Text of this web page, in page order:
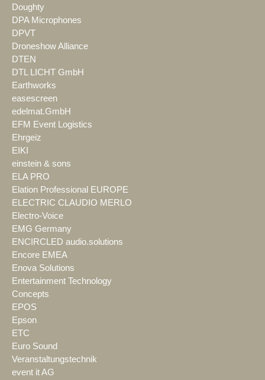
Doughty
DPA Microphones
DPVT
Droneshow Alliance
DTEN
DTL LICHT GmbH
Earthworks
easescreen
edelmat.GmbH
EFM Event Logistics
Ehrgeiz
EIKI
einstein & sons
ELA PRO
Elation Professional EUROPE
ELECTRIC CLAUDIO MERLO
Electro-Voice
EMG Germany
ENCIRCLED audio.solutions
Encore EMEA
Enova Solutions
Entertainment Technology
Concepts
EPOS
Epson
ETC
Euro Sound
Veranstaltungstechnik
event it AG